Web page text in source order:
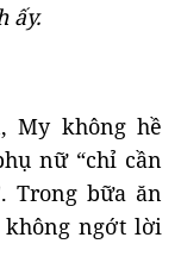
ấy.
My không hề
nữ “chỉ cần
Trong bữa ăn
không ngớt lời